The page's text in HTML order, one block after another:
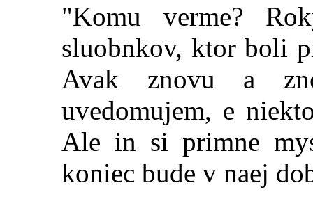
"Komu verme?
sluobnkov, ktor boli
Avak znovu a
uvedomujem, e
Ale in si primne
koniec bude v naej